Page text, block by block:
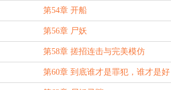
第54章 开船
第56章 尸妖
第58章 搓招连击与完美模仿
第60章 到底谁才是罪犯，谁才是好